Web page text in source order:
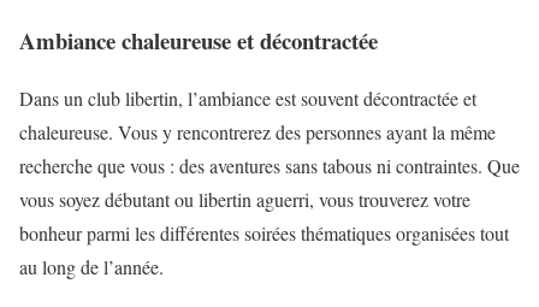
Ambiance chaleureuse et décontractée
Dans un club libertin, l’ambiance est souvent décontractée et
chaleureuse. Vous y rencontrerez des personnes ayant la même
recherche que vous : des aventures sans tabous ni contraintes. Que
vous soyez débutant ou libertin aguerri, vous trouverez votre
bonheur parmi les différentes soirées thématiques organisées tout
au long de l’année.